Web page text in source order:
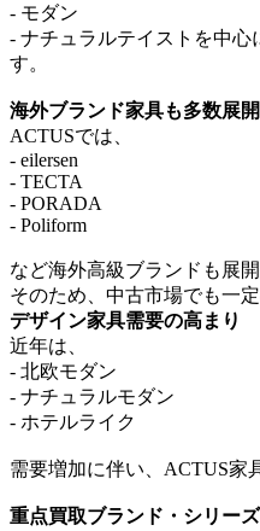
- モダン
- ナチュラルテイストを中心
す。
海外ブランド家具も多数展開
ACTUSでは、
- eilersen
- TECTA
- PORADA
- Poliform
など海外高級ブランドも展開
そのため、中古市場でも一
デザイン家具需要の高まり
近年は、
- 北欧モダン
- ナチュラルモダン
- ホテルライク
需要増加に伴い、ACTUS家
重点買取ブランド・シリーズ